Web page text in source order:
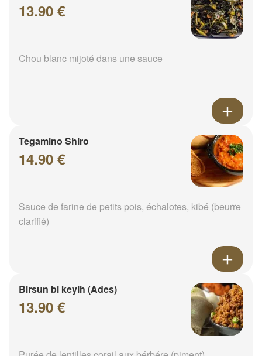
13.90 €
Chou blanc mijoté dans une sauce
Tegamino Shiro
14.90 €
Sauce de farine de petits pois, échalotes, kibé (beurre
clarifié)
Birsun bi keyih (Ades)
13.90 €